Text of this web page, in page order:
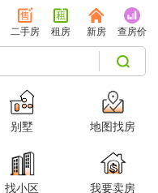
二手房 租房 新房 查房价
别墅 地图找房
找小区 我要卖房